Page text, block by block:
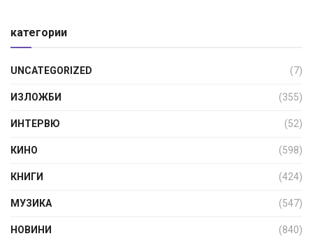
категории
UNCATEGORIZED (7)
ИЗЛОЖБИ (355)
ИНТЕРВЮ (52)
КИНО (598)
КНИГИ (424)
МУЗИКА (547)
НОВИНИ (840)